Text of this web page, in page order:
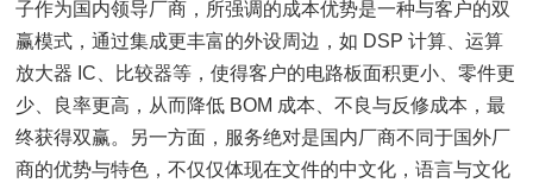
子作为国内领导厂商，所强调的成本优势是一种与客户的双
赢模式，通过集成更丰富的外设周边，如 DSP 计算、运算
放大器 IC、比较器等，使得客户的电路板面积更小、零件更
少、良率更高，从而降低 BOM 成本、不良与反修成本，最
终获得双赢。另一方面，服务绝对是国内厂商不同于国外厂
商的优势与特色，不仅仅体现在文件的中文化，语言与文化